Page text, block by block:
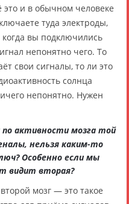
это и в обычном человеке
туда электроды,
когда вы подключились
непонятно чего. То
свои сигналы, то ли это
солнца
непонятно. Нужен
по активности мозга той
нельзя каким-то
Особенно если мы
видит вторая?
мозг — это такое